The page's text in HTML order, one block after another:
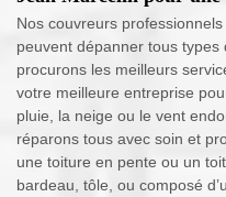
Nos couvreurs
peuvent dépanner tous
procurons les meilleurs
votre meilleure entreprise
pluie, la neige ou le vent
réparons tous avec soin et
une toiture en pente ou un
bardeau, tôle, ou composé